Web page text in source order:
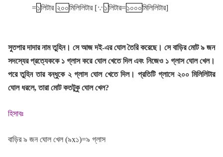
=১লিটার ২০০মিলিলিটার [∵ ১লিটার=১০০০মিলিলিটার]
সুতপার দাদার নাম তুহিন। সে আজ দই-এর ঘোল তৈরি করেছে। সে বাড়ির মোট ৯ জন
সদস্যের প্রত্যেককে ১ গ্লাস করে ঘোল খেতে দিল এবং নিজেও ১ গ্লাস ঘোল খেল।
পরে তুহিন তার বন্ধুকে ২ গ্লাস ঘোল খেতে দিল। প্রতিটি গ্লাসে ২০০ মিলিলিটার
ঘোল ধরলে, তারা মোট কতটুকু ঘোল খেল?
হিসাবঃ
বাড়ির ৯ জন ঘোল খেল (৯x১)=৯ গ্লাস